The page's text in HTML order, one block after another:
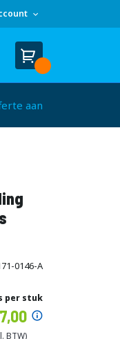
Winkelwagen
Cart
aan
0146-A
per stuk
Speciale
prijs